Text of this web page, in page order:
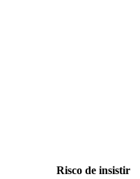
Risco de insistir